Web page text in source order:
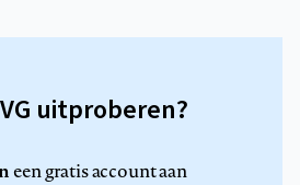
uitproberen?
een gratis account aan